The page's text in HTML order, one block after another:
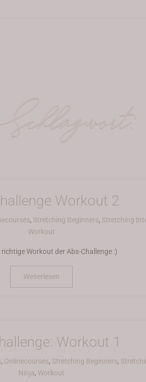
Workout 2
, Stretching Beginners, Stretching
Workout
Workout der Abs-Challenge :)
Weiterlesen
Workout 1
, Onlinecourses, Stretching Beginners,
Ninja, Workout